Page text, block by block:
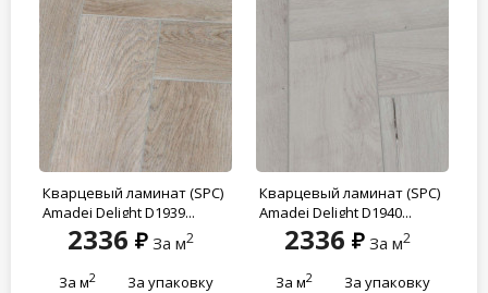
Кварцевый ламинат (SPC)
Amadei Delight D1939...
2336 За м2
За м2 За упаковку
Кварцевый ламинат (SPC)
Amadei Delight D1940...
2336 За м2
За м2 За упаковку